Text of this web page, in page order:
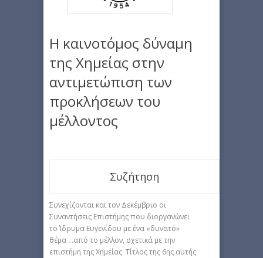
Η καινοτόμος δύναμη
της Χημείας στην
αντιμετώπιση των
προκλήσεων του
μέλλοντος
Συζήτηση
Συνεχίζονται και τον Δεκέμβριο οι
Συναντήσεις Επιστήμης που διοργανώνει
το Ίδρυμα Ευγενίδου με ένα «δυνατό»
θέμα …από το μέλλον, σχετικά με την
επιστήμη της Χημείας. Τίτλος της 6ης αυτής